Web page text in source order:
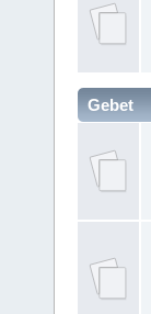
Gebet